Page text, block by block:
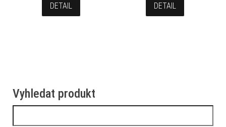
DETAIL DETAIL
Vyhledat produkt